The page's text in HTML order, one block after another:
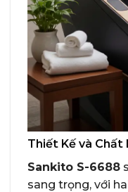
Thiết Kế và Chất
Sankito S-6688
sang trọng, với